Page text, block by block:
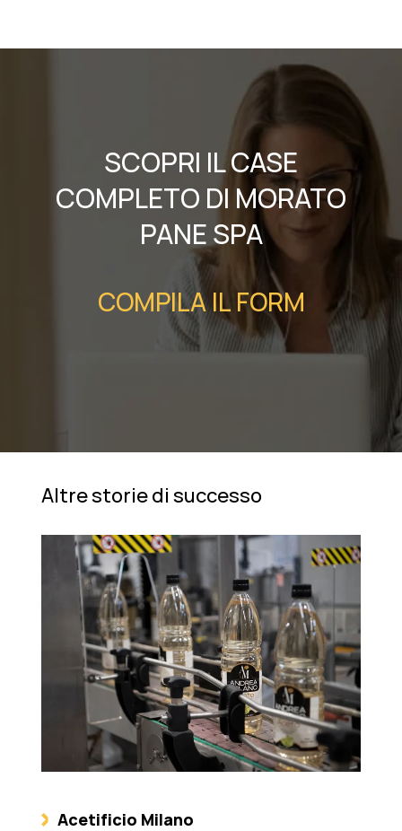
SCOPRI IL CASE
COMPLETO DI MORATO
PANE SPA
COMPILA IL FORM
Altre storie di successo
Acetificio Milano